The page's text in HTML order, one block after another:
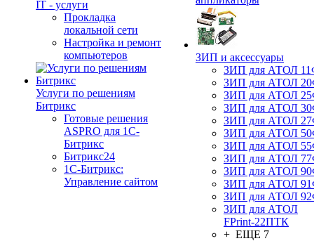
IT - услуги
Прокладка
локальной сети
Настройка и ремонт
компьютеров
Услуги по решениям
Битрикс
Готовые решения
ASPRO для 1С-
Битрикс
Битрикс24
1С-Битрикс:
Управление сайтом
ЗИП и аксессуары
ЗИП для АТОЛ
ЗИП для АТОЛ
ЗИП для АТОЛ
ЗИП для АТОЛ
ЗИП для АТОЛ
ЗИП для АТОЛ
ЗИП для АТОЛ
ЗИП для АТОЛ
ЗИП для АТОЛ
ЗИП для АТОЛ
ЗИП для АТОЛ
ЗИП для АТОЛ
FPrint-22ПТК
+ ЕЩЕ 7